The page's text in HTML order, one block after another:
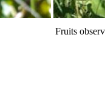
Fruits